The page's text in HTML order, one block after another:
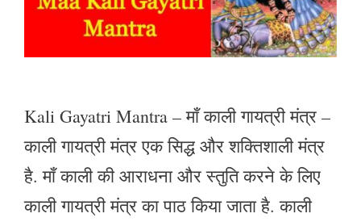
Kali Gayatri Mantra – माँ काली गायत्री मंत्र –
काली गायत्री मंत्र एक सिद्ध और शक्तिशाली मंत्र
है. माँ काली की आराधना और स्तुति करने के लिए
काली गायत्री मंत्र का पाठ किया जाता है. काली